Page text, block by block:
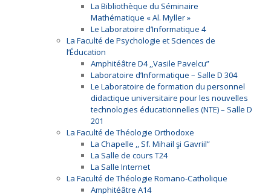
La Bibliothèque du Séminaire
Mathématique « Al. Myller »
Le Laboratoire d’Informatique 4
La Faculté de Psychologie et Sciences de
l’Éducation
Amphitéâtre D4 ,,Vasile Pavelcu”
Laboratoire d’Informatique – Salle D 304
Le Laboratoire de formation du personnel
didactique universitaire pour les nouvelles
technologies éducationnelles (NTE) – Salle D
201
La Faculté de Théologie Orthodoxe
La Chapelle ,, Sf. Mihail şi Gavriil”
La Salle de cours T24
La Salle Internet
La Faculté de Théologie Romano-Catholique
Amphitéâtre A14